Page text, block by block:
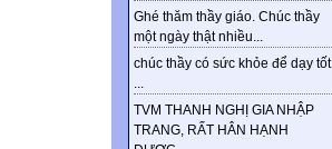
Ghé thăm thầy giáo. Chúc thầy
một ngày thật nhiều...
chúc thầy có sức khỏe để dạy tốt
...
TVM THANH NGHỊ GIA NHẬP
TRANG, RẤT HÂN HẠNH